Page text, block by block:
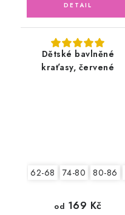
Dětské bavlněné
kraťasy, červené
62-68 74-80 80-86
od 169 Kč